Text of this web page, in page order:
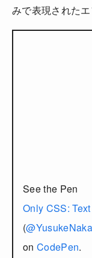
みで表現されたエ
See the Pen
Only CSS:
(
on CodePen.